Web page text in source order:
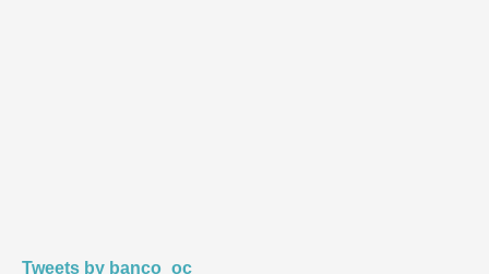
Tweets by banco_oc